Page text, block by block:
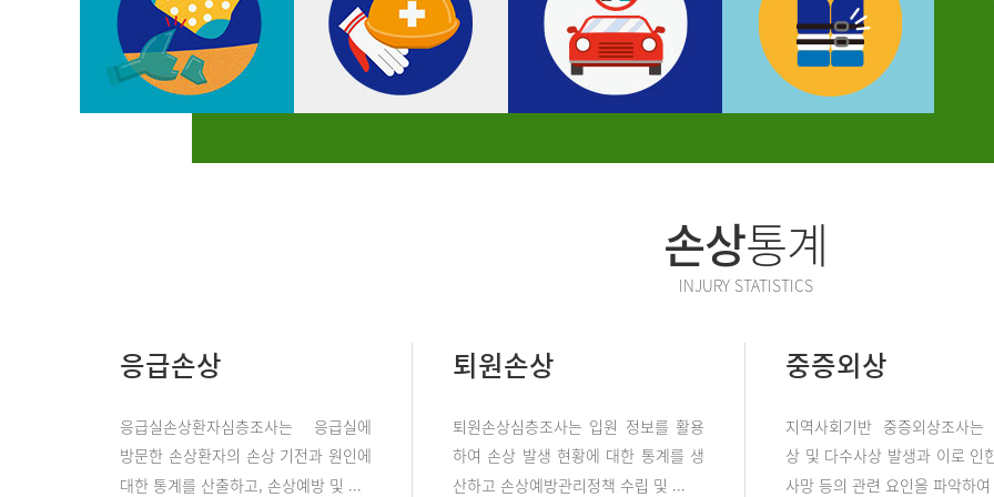
손상통계
INJURY STATISTICS
응급손상
응급실손상환자심층조사는 응급실에
방문한 손상환자의 손상 기전과 원인에
대한 통계를 산출하고, 손상예방 및 ...
퇴원손상
퇴원손상심층조사는 입원 정보를 활용
하여 손상 발생 현황에 대한 통계를 생
산하고 손상예방관리정책 수립 및 ...
중증외상
지역사회기반 중증외상조사는
상 및 다수사상 발생과 이로 인
사망 등의 관련 요인을 파악하